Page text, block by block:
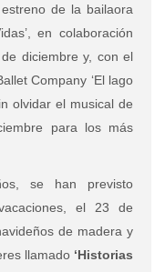
de la bailaora
en colaboración
diciembre y, con el
Company ‘El lago
olvidar el musical de
para los más
se han previsto
el 23 de
de madera y
llamado ‘Historias